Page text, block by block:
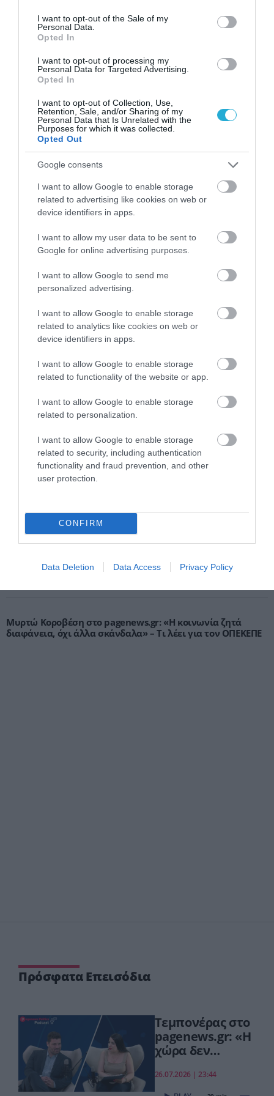
consent section.
I want to opt-out of the Sale of my
Personal Data.
Opted In
I want to opt-out of processing my
Personal Data for Targeted Advertising.
Opted In
I want to opt-out of Collection, Use,
Retention, Sale, and/or Sharing of my
Personal Data that Is Unrelated with the
Purposes for which it was collected.
Opted Out
Google consents
I want to allow Google to enable storage
related to advertising like cookies on web or
device identifiers in apps.
I want to allow my user data to be sent to
Google for online advertising purposes.
I want to allow Google to send me
personalized advertising.
I want to allow Google to enable storage
related to analytics like cookies on web or
device identifiers in apps.
I want to allow Google to enable storage
related to functionality of the website or app.
I want to allow Google to enable storage
related to personalization.
I want to allow Google to enable storage
related to security, including authentication
functionality and fraud prevention, and other
user protection.
CONFIRM
Data Deletion Data Access Privacy Policy
ΡΟΗ ΕΙΔΗΣΕΩΝ
PODCASTS
πυροσβέστες όταν τους λέει ήρωες–όχι όταν ζητούν
στήριξη»
Γ.Βρεττάκος στο pagenews.gr: «Το ΠΑΣΟΚ μπλοκάρει τη
Συνταγματική Αναθεώρηση και φορτώνει ευθύνες στη
Μυρτώ Κοροβέση στο pagenews.gr: «Η κοινωνία ζητά
διαφάνεια, όχι άλλα σκάνδαλα» – Τι λέει για τον ΟΠΕΚΕΠΕ
Πρόσφατα Επεισόδια
Τεμπονέρας στο
pagenews.gr: «Η
χώρα δεν
χαμένη
επταετία»–Τι
26.07.2026 | 23:44